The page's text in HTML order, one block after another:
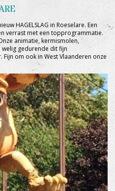
HAGELSLAG in Roeselare. Een
verrast met een topprogrammatie.
animatie, kermismolen,
gedurende dit fijn
om ook in West Vlaanderen onze
+